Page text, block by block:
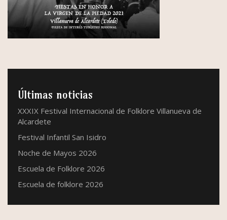
Últimas noticias
XXXIX Festival Internacional de Folklore Villanueva de
Alcardete
Festival Infantil San Isidro
Noche de Mayos 2026
Escuela de Folklore 2026
Escuela de folklore 2026